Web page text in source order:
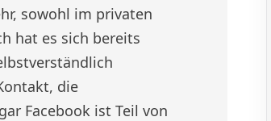
sowohl im privaten
hat es sich bereits
die
Facebook ist Teil von